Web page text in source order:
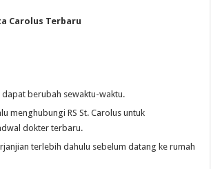
Carolus Terbaru
dapat berubah sewaktu-waktu.
menghubungi RS St. Carolus untuk
dokter terbaru.
terlebih dahulu sebelum datang ke rumah